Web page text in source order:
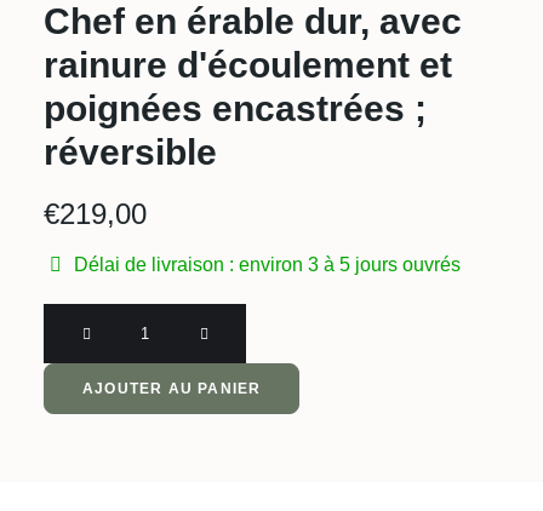
Chef en érable dur, avec
rainure d'écoulement et
poignées encastrées ;
réversible
€219,00
Délai de livraison : environ 3 à 5 jours ouvrés
découper
Pro
AJOUTER AU PANIER